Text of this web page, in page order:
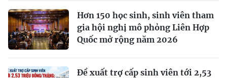
Hơn 150 học sinh, sinh viên tham
gia hội nghị mô phỏng Liên Hợp
Quốc mở rộng năm 2026
Đề xuất trợ cấp sinh viên tới 2,53